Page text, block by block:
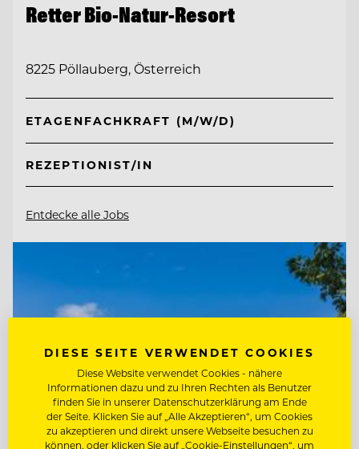
Retter Bio-Natur-Resort
8225 Pöllauberg, Österreich
ETAGENFACHKRAFT (M/W/D)
REZEPTIONIST/IN
Entdecke alle Jobs
DIESE SEITE VERWENDET COOKIES
Diese Website verwendet Cookies - nähere
Informationen dazu und zu Ihren Rechten als Benutzer
finden Sie in unserer Datenschutzerklärung am Ende
der Seite. Klicken Sie auf „Alle Akzeptieren“, um Cookies
zu akzeptieren und direkt unsere Webseite besuchen zu
können, oder klicken Sie auf „Cookie-Einstellungen“, um